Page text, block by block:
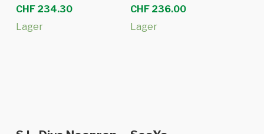
CHF234.30
Lager
CHF 236.00
Lager
Ausführung
Ausführung